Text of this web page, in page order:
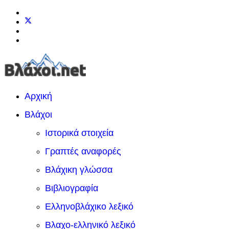
Αρχική
Βλάχοι
Ιστορικά στοιχεία
Γραπτές αναφορές
Βλάχικη γλώσσα
Βιβλιογραφία
Ελληνοβλάχικο λεξικό
Βλαχο-ελληνικό λεξικό